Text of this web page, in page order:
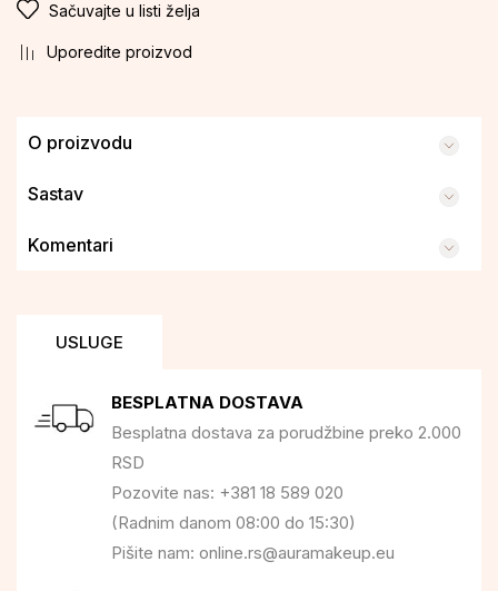
Sačuvajte u listi želja
Uporedite proizvod
O proizvodu
Sastav
Komentari
USLUGE
BESPLATNA DOSTAVA
Besplatna dostava za porudžbine preko 2.000
RSD
Pozovite nas: +381 18 589 020
(Radnim danom 08:00 do 15:30)
Pišite nam: online.rs@auramakeup.eu